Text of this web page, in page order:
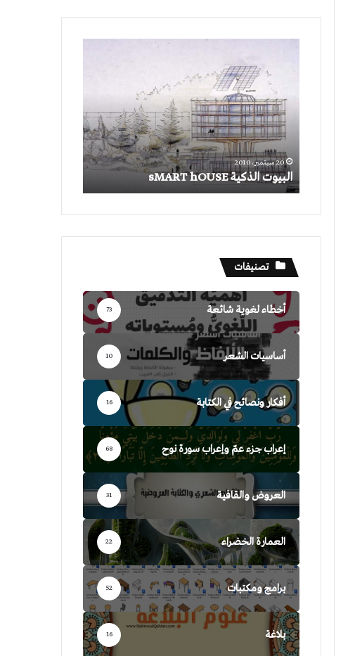
hOUSE
20 سبتمبر، 2010
البيوت الذكية sMART hOUSE
تصنيفات
أخطاء لغوية شائعة 73
أساسيات الشعر 10
أفكار ونصائح في الكتابة 16
إعراب جزء عمّ وإعراب سورة نوح 68
العروض والقافية 31
العمارة الخضراء 22
برامج ومكتبات 52
بلاغة 16